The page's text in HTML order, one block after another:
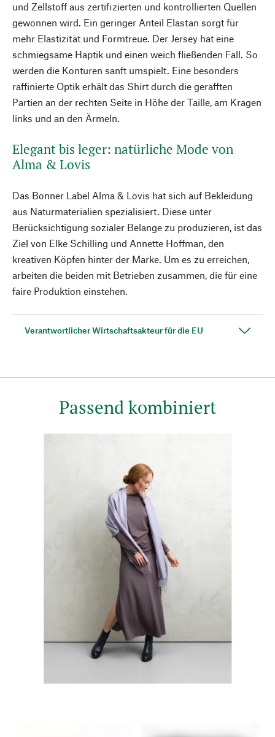
und Zellstoff aus zertifizierten und kontrollierten Quellen
gewonnen wird. Ein geringer Anteil Elastan sorgt für
mehr Elastizität und Formtreue. Der Jersey hat eine
schmiegsame Haptik und einen weich fließenden Fall. So
werden die Konturen sanft umspielt. Eine besonders
raffinierte Optik erhält das Shirt durch die gerafften
Partien an der rechten Seite in Höhe der Taille, am Kragen
links und an den Ärmeln.
Elegant bis leger: natürliche Mode von
Alma & Lovis
Das Bonner Label Alma & Lovis hat sich auf Bekleidung
aus Naturmaterialien spezialisiert. Diese unter
Berücksichtigung sozialer Belange zu produzieren, ist das
Ziel von Elke Schilling und Annette Hoffman, den
kreativen Köpfen hinter der Marke. Um es zu erreichen,
arbeiten die beiden mit Betrieben zusammen, die für eine
faire Produktion einstehen.
Verantwortlicher Wirtschaftsakteur für die EU
Passend kombiniert